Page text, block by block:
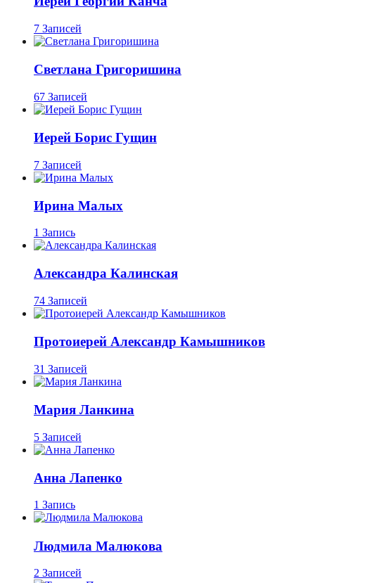
7 Записей
Светлана Григоришина
67 Записей
Иерей Борис Гущин
7 Записей
Ирина Малых
1 Запись
Александра Калинская
74 Записей
Протоиерей Александр Камышников
31 Записей
Мария Ланкина
5 Записей
Анна Лапенко
1 Запись
Людмила Малюкова
2 Записей